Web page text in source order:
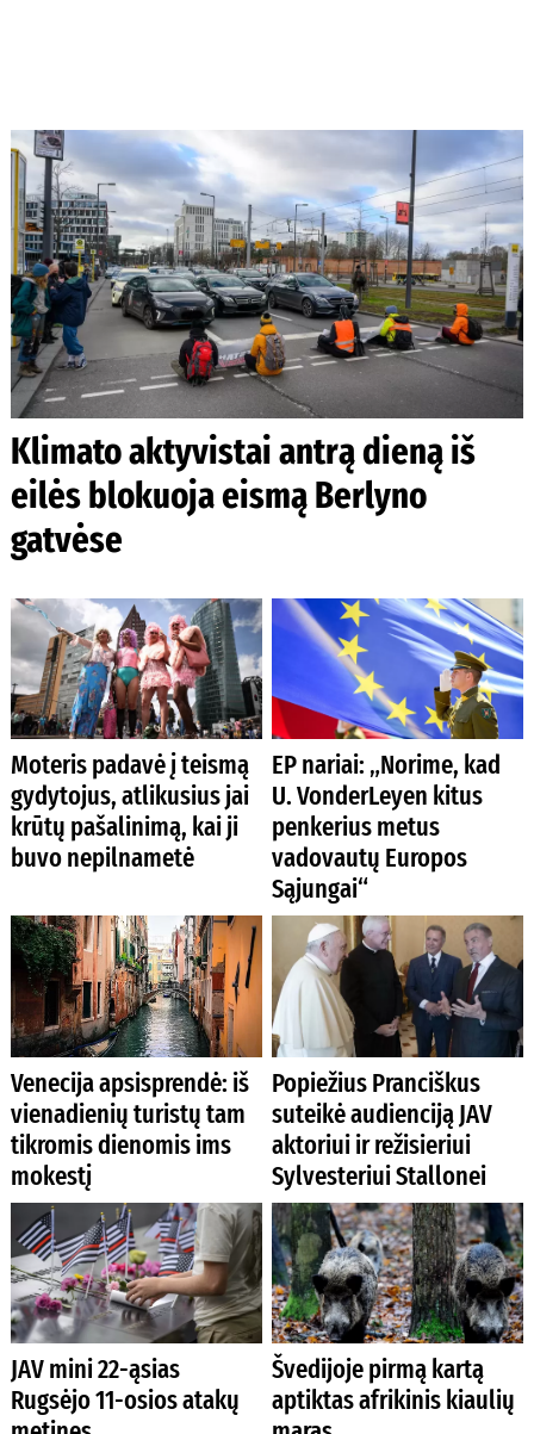
Klimato aktyvistai antrą dieną iš
eilės blokuoja eismą Berlyno
gatvėse
Moteris padavė į teismą
gydytojus, atlikusius jai
krūtų pašalinimą, kai ji
buvo nepilnametė
EP nariai: „Norime, kad
U. VonderLeyen kitus
penkerius metus
vadovautų Europos
Sąjungai“
Venecija apsisprendė: iš
vienadienių turistų tam
tikromis dienomis ims
mokestį
Popiežius Pranciškus
suteikė audienciją JAV
aktoriui ir režisieriui
Sylvesteriui Stallonei
JAV mini 22-ąsias
Rugsėjo 11-osios atakų
Švedijoje pirmą kartą
aptiktas afrikinis kiaulių